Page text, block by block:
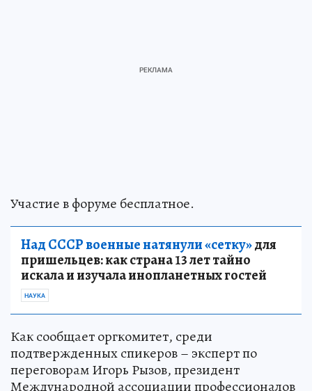
Участие в форуме бесплатное.
Над СССР военные натянули «сетку»для
пришельцев: как страна 13 лет тайно
искала и изучала инопланетных гостей
НАУКА
Как сообщает оргкомитет, среди
подтвержденных спикеров – эксперт по
переговорам Игорь Рызов, президент
Международной ассоциации профессионалов